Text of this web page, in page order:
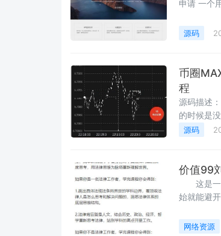
申请 一个
源码
币圈
程
源码描述
的时候是
源源码 ，
付 第一步
步： 修改
源码
价值99
这是一
始就能避
网络资源